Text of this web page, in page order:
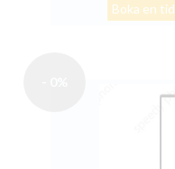
Boka en tid